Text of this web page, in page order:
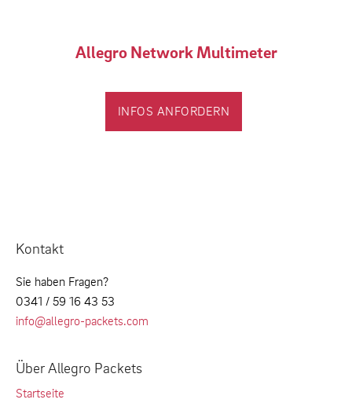
Allegro Network Multimeter
INFOS ANFORDERN
Kontakt
Sie haben Fragen?
0341 / 59 16 43 53
info@allegro-packets.com
Über Allegro Packets
Startseite